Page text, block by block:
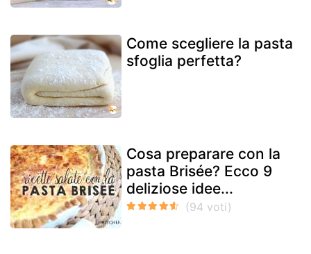
Come scegliere la pasta
sfoglia perfetta?
Cosa preparare con la
pasta Brisée? Ecco 9
deliziose idee...